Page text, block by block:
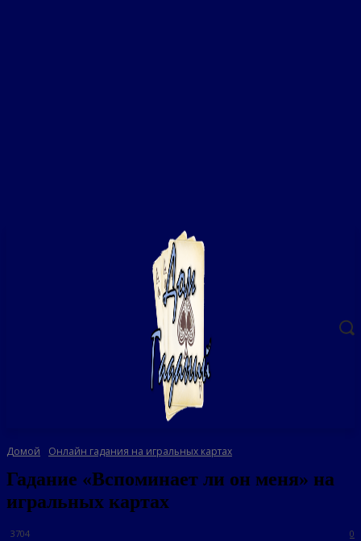
Домой Онлайн гадания на игральных картах
Гадание «Вспоминает ли он меня» на
игральных картах
0
3704